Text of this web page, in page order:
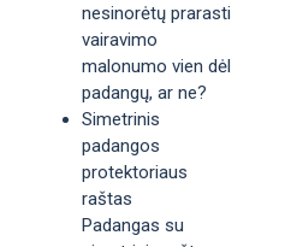
nesinorėtų prarasti
vairavimo
malonumo vien dėl
padangų, ar ne?
Simetrinis
padangos
protektoriaus
raštas
Padangas su